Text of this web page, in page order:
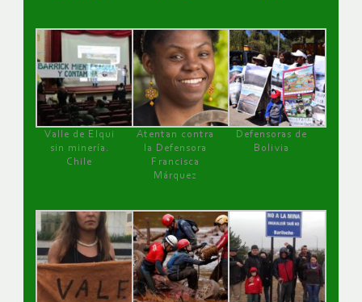
Valle de Elqui
sin minería.
Chile
Atentan contra
la Defensora
Francisca
Márquez
Defensoras de
Bolivia